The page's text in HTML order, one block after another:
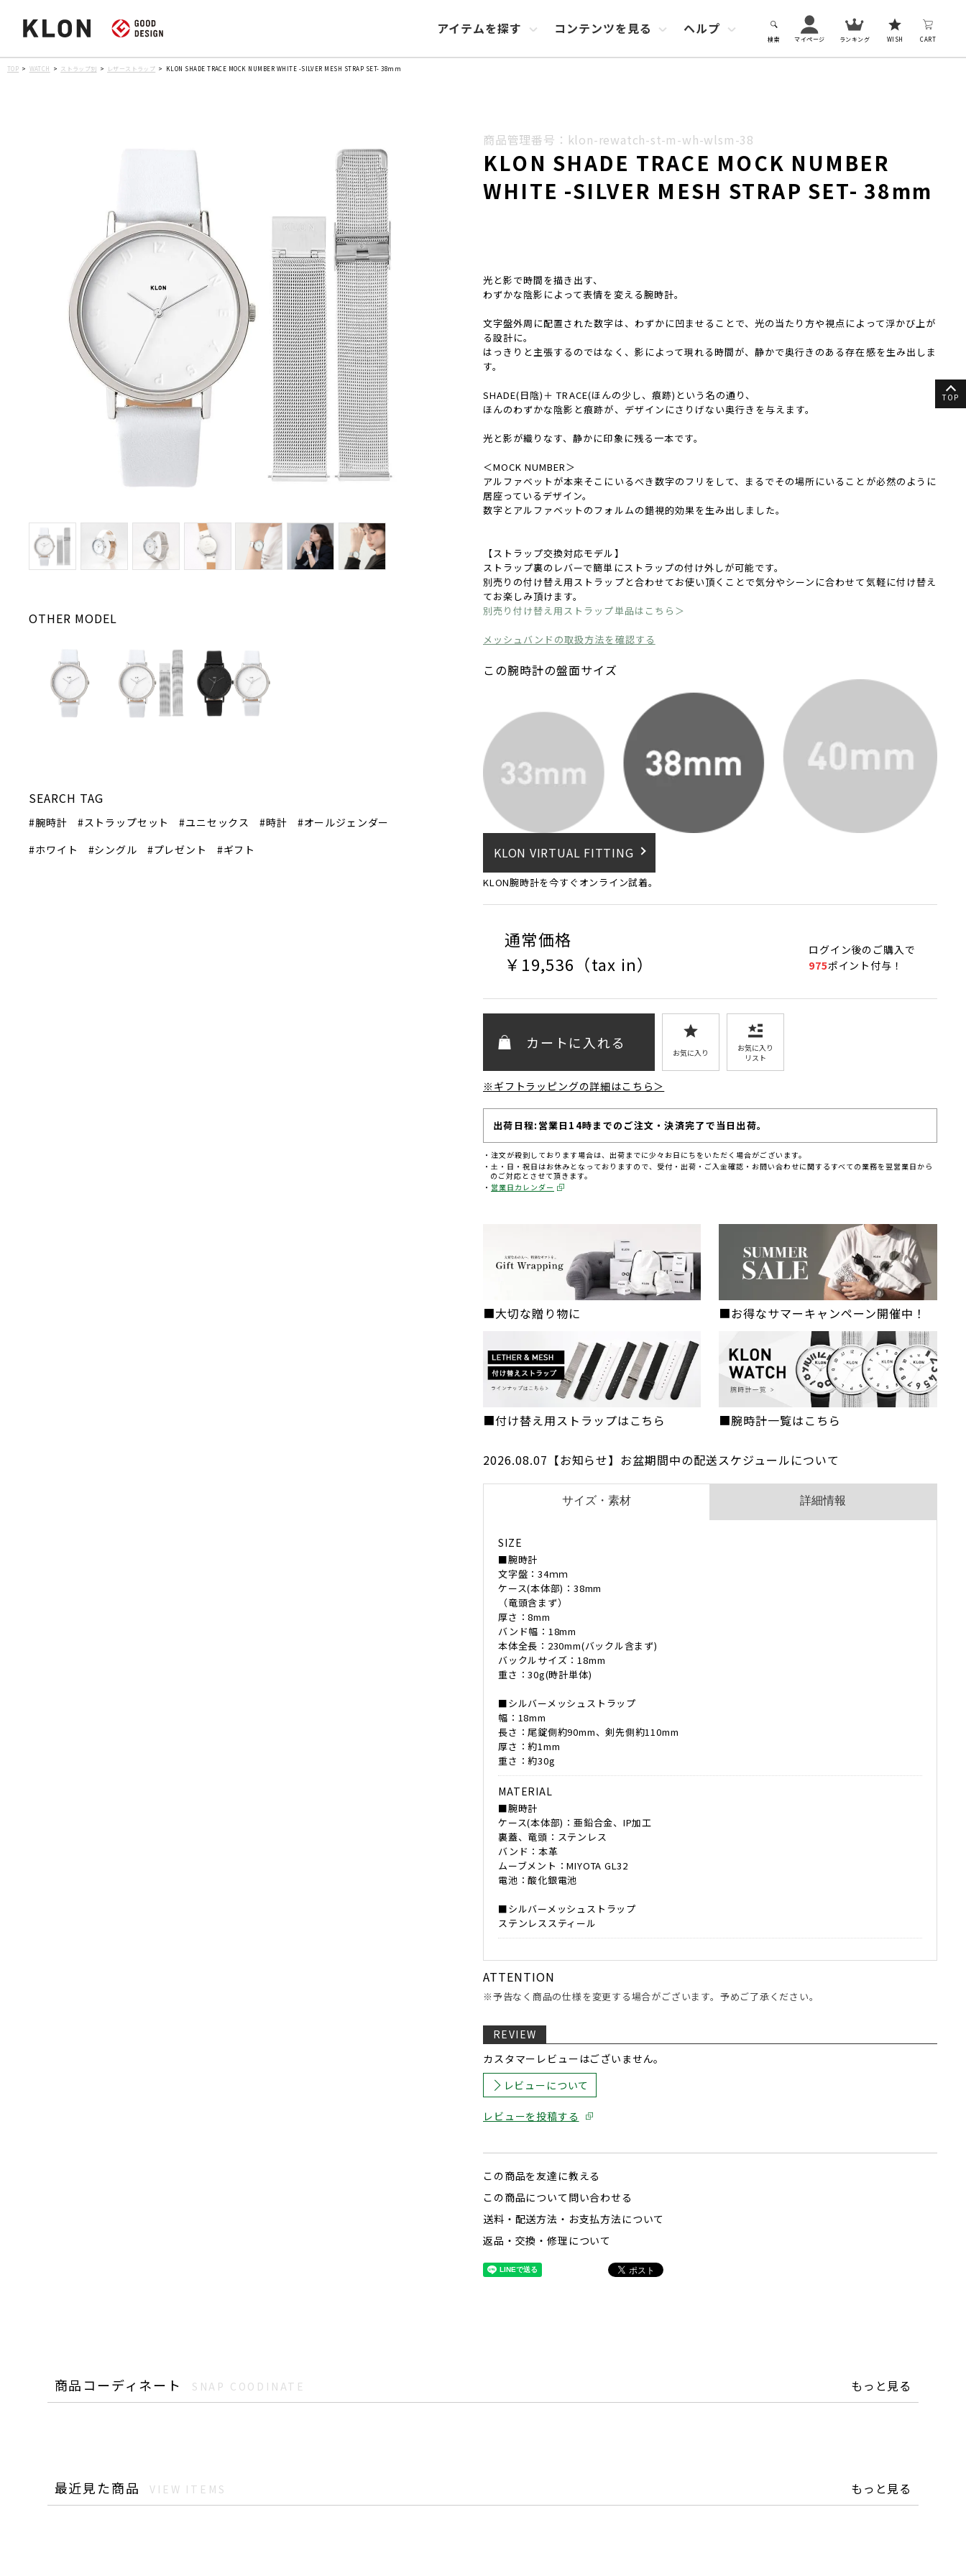
アイテムを探す コンテンツを見る ヘルプ
検索 マイページ ランキング WISH CART
TOP WATCH ストラップ別 レザーストラップ KLON SHADE TRACE MOCK NUMBER WHITE -SILVER MESH STRAP SET- 38mm
OTHER MODEL
SEARCH TAG
#腕時計 #ストラップセット #ユニセックス #時計
#オールジェンダー
#ホワイト
#シングル #プレゼント #ギフト
商品管理番号：klon-rewatch-st-m-wh-wlsm-38
KLON SHADE TRACE MOCK NUMBER
WHITE -SILVER MESH STRAP SET- 38mm
光と影で時間を描き出す、
わずかな陰影によって表情を変える腕時計。
文字盤外周に配置された数字は、わずかに凹ませることで、光の当たり方や視点によって浮かび上が
る設計に。
はっきりと主張するのではなく、影によって現れる時間が、静かで奥行きのある存在感を生み出しま
す。
SHADE(日陰)＋ TRACE(ほんの少し、痕跡)という名の通り、
ほんのわずかな陰影と痕跡が、デザインにさりげない奥行きを与えます。
光と影が織りなす、静かに印象に残る一本です。
＜MOCK NUMBER＞
アルファベットが本来そこにいるべき数字のフリをして、まるでその場所にいることが必然のように
居座っているデザイン。
数字とアルファベットのフォルムの錯視的効果を生み出しました。
【ストラップ交換対応モデル】
ストラップ裏のレバーで簡単にストラップの付け外しが可能です。
別売りの付け替え用ストラップと合わせてお使い頂くことで気分やシーンに合わせて気軽に付け替え
てお楽しみ頂けます。
別売り付け替え用ストラップ単品はこちら＞
メッシュバンドの取扱方法を確認する
この腕時計の盤面サイズ
KLON VIRTUAL FITTING
KLON腕時計を今すぐオンライン試着。
通常価格
￥ 19,536 （tax in）
ログイン後のご購入で
975ポイント付与！
カートに入れる
お気に入り
お気に入り
リスト
※ギフトラッピングの詳細はこちら＞
出荷日程:営業日14時までのご注文・決済完了で当日出荷。
注文が殺到しております場合は、出荷までに少々お日にちをいただく場合がございます。
土・日・祝日はお休みとなっておりますので、受付・出荷・ご入金確認・お問い合わせに関するすべての業務を翌営業日から
のご対応とさせて頂きます。
営業日カレンダー
■大切な贈り物に ■お得なサマーキャンペーン開催中！
■付け替え用ストラップはこちら ■腕時計一覧はこちら
2026.08.07【お知らせ】お盆期間中の配送スケジュールについて
SIZE
■腕時計
文字盤：34ｍｍ
ケース(本体部)：38mm
（竜頭含まず）
厚さ：8mm
バンド幅：18mm
本体全長：230mm(バックル含まず)
バックルサイズ：18mm
重さ：30g(時計単体)
■シルバーメッシュストラップ
幅：18mm
長さ：尾錠側約90mm、剣先側約110mm
厚さ：約1mm
重さ：約30g
MATERIAL
■腕時計
ケース(本体部)：亜鉛合金、IP加工
裏蓋、竜頭：ステンレス
バンド：本革
ムーブメント：MIYOTA GL32
電池：酸化銀電池
■シルバーメッシュストラップ
ステンレススティール
ATTENTION
※予告なく商品の仕様を変更する場合がございます。予めご了承ください。
REVIEW
カスタマーレビューはございません。
レビューについて
レビューを投稿する
この商品を友達に教える
この商品について問い合わせる
送料・配送方法・お支払方法について
返品・交換・修理について
商品コーディネート SNAP COODINATE もっと見る
最近見た商品 VIEW ITEMS もっと見る
TOP